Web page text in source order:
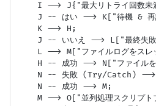
I --> J{"最大リトライ回数未
J -- はい --> K["待機 & 再
    K --> H;
J -- いいえ --> L["最終失敗
L --> M["ファイルログをスレ
H -- 成功 --> N["ファイルを
N -- 失敗 (Try/Catch) --
    N -- 成功 --> M;
M --> O["並列処理スクリプト